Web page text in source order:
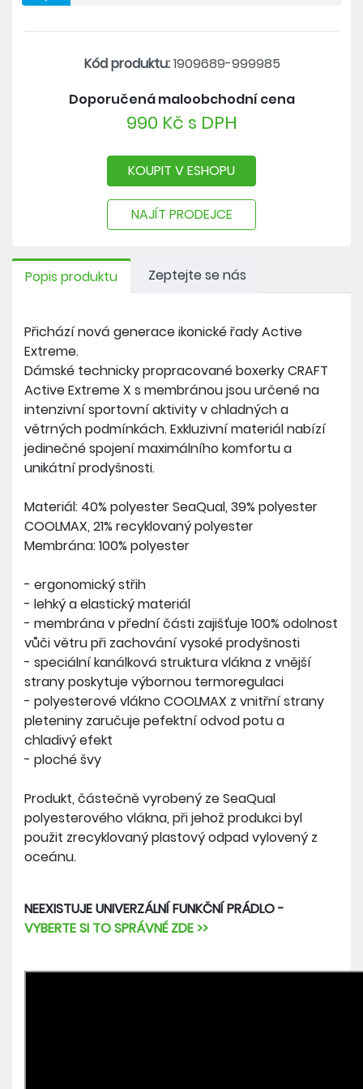
- ploché švy
polyesterového vlákna, při jehož produkci byl
oceánu.
NEEXISTUJE UNIVERZÁLNÍ FUNKČNÍ PRÁDLO -
VYBERTE SI TO SPRÁVNÉ ZDE >>
Kód produktu:1909689-999985
Doporučená maloobchodní cena
990 Kč s DPH
KOUPIT V ESHOPU
NAJÍT PRODEJCE
Popis produktu Zeptejte se nás
Přichází nová generace ikonické řady Active
Extreme.
Dámské technicky propracované boxerky CRAFT
Active Extreme X s membránou jsou určené na
intenzivní sportovní aktivity v chladných a
větrných podmínkách. Exkluzivní materiál nabízí
jedinečné spojení maximálního komfortu a
unikátní prodyšnosti.
Materiál: 40% polyester SeaQual, 39% polyester
COOLMAX, 21% recyklovaný polyester
Membrána: 100% polyester
- ergonomický střih
- lehký a elastický materiál
- membrána v přední části zajišťuje 100% odolnost
vůči větru při zachování vysoké prodyšnosti
- speciální kanálková struktura vlákna z vnější
strany poskytuje výbornou termoregulaci
- polyesterové vlákno COOLMAX z vnitřní strany
pleteniny zaručuje pefektní odvod potu a
chladivý efekt
- ploché švy
Produkt, částečně vyrobený ze SeaQual
polyesterového vlákna, při jehož produkci byl
použit zrecyklovaný plastový odpad vylovený z
oceánu.
NEEXISTUJE UNIVERZÁLNÍ FUNKČNÍ PRÁDLO -
VYBERTE SI TO SPRÁVNÉ ZDE >>